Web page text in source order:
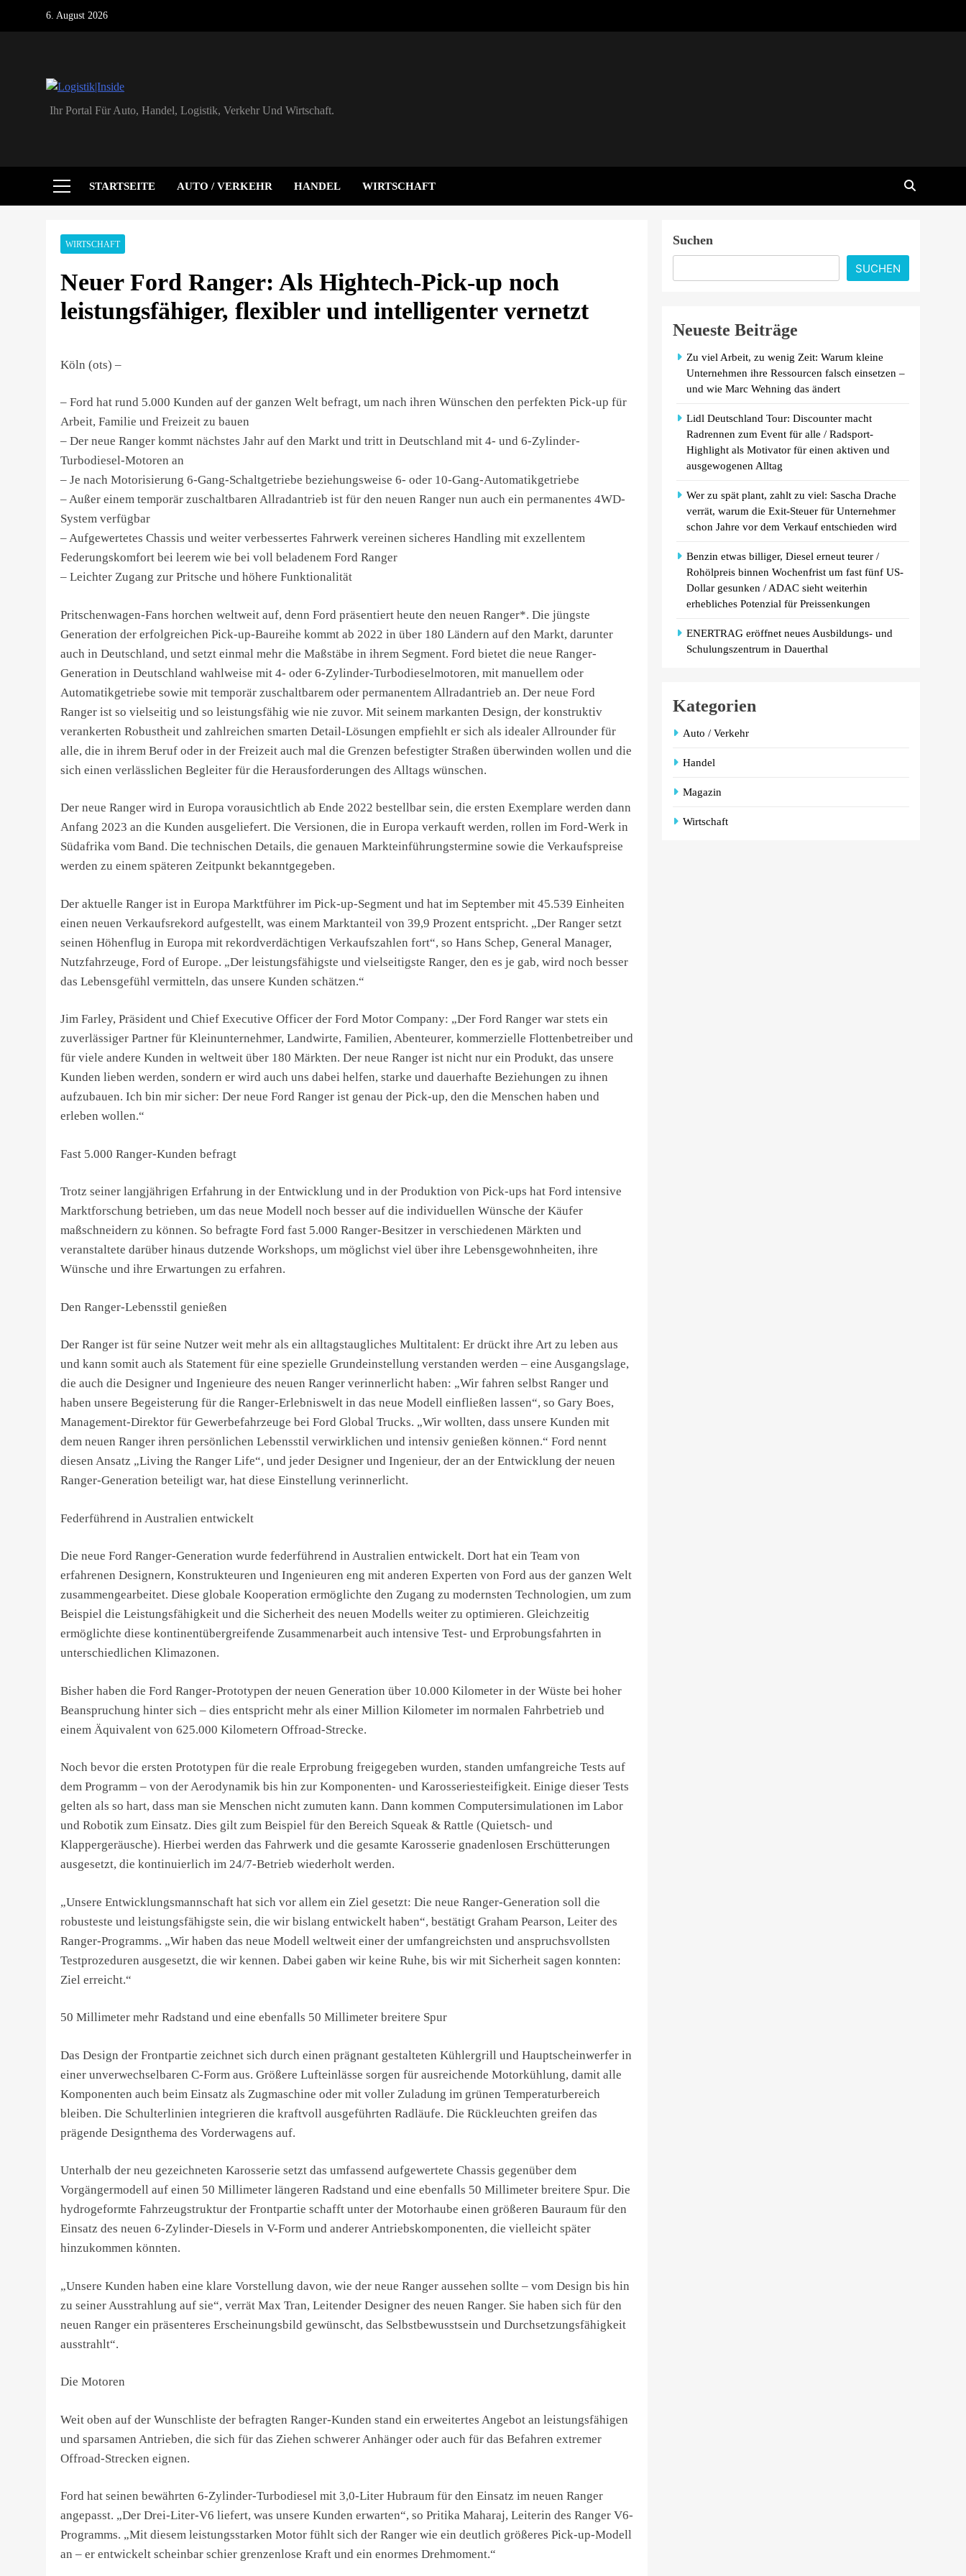
6. August 2026
Logistik|Inside
Ihr Portal Für Auto, Handel, Logistik, Verkehr Und Wirtschaft.
STARTSEITE AUTO / VERKEHR HANDEL WIRTSCHAFT
WIRTSCHAFT
Neuer Ford Ranger: Als Hightech-Pick-up noch
leistungsfähiger, flexibler und intelligenter vernetzt
Köln (ots) –
– Ford hat rund 5.000 Kunden auf der ganzen Welt befragt, um nach ihren Wünschen den perfekten Pick-up für
Arbeit, Familie und Freizeit zu bauen
– Der neue Ranger kommt nächstes Jahr auf den Markt und tritt in Deutschland mit 4- und 6-Zylinder-
Turbodiesel-Motoren an
– Je nach Motorisierung 6-Gang-Schaltgetriebe beziehungsweise 6- oder 10-Gang-Automatikgetriebe
– Außer einem temporär zuschaltbaren Allradantrieb ist für den neuen Ranger nun auch ein permanentes 4WD-
System verfügbar
– Aufgewertetes Chassis und weiter verbessertes Fahrwerk vereinen sicheres Handling mit exzellentem
Federungskomfort bei leerem wie bei voll beladenem Ford Ranger
– Leichter Zugang zur Pritsche und höhere Funktionalität
Pritschenwagen-Fans horchen weltweit auf, denn Ford präsentiert heute den neuen Ranger*. Die jüngste
Generation der erfolgreichen Pick-up-Baureihe kommt ab 2022 in über 180 Ländern auf den Markt, darunter
auch in Deutschland, und setzt einmal mehr die Maßstäbe in ihrem Segment. Ford bietet die neue Ranger-
Generation in Deutschland wahlweise mit 4- oder 6-Zylinder-Turbodieselmotoren, mit manuellem oder
Automatikgetriebe sowie mit temporär zuschaltbarem oder permanentem Allradantrieb an. Der neue Ford
Ranger ist so vielseitig und so leistungsfähig wie nie zuvor. Mit seinem markanten Design, der konstruktiv
verankerten Robustheit und zahlreichen smarten Detail-Lösungen empfiehlt er sich als idealer Allrounder für
alle, die in ihrem Beruf oder in der Freizeit auch mal die Grenzen befestigter Straßen überwinden wollen und die
sich einen verlässlichen Begleiter für die Herausforderungen des Alltags wünschen.
Der neue Ranger wird in Europa vorausichtlich ab Ende 2022 bestellbar sein, die ersten Exemplare werden dann
Anfang 2023 an die Kunden ausgeliefert. Die Versionen, die in Europa verkauft werden, rollen im Ford-Werk in
Südafrika vom Band. Die technischen Details, die genauen Markteinführungstermine sowie die Verkaufspreise
werden zu einem späteren Zeitpunkt bekanntgegeben.
Der aktuelle Ranger ist in Europa Marktführer im Pick-up-Segment und hat im September mit 45.539 Einheiten
einen neuen Verkaufsrekord aufgestellt, was einem Marktanteil von 39,9 Prozent entspricht. „Der Ranger setzt
seinen Höhenflug in Europa mit rekordverdächtigen Verkaufszahlen fort“, so Hans Schep, General Manager,
Nutzfahrzeuge, Ford of Europe. „Der leistungsfähigste und vielseitigste Ranger, den es je gab, wird noch besser
das Lebensgefühl vermitteln, das unsere Kunden schätzen.“
Jim Farley, Präsident und Chief Executive Officer der Ford Motor Company: „Der Ford Ranger war stets ein
zuverlässiger Partner für Kleinunternehmer, Landwirte, Familien, Abenteurer, kommerzielle Flottenbetreiber und
für viele andere Kunden in weltweit über 180 Märkten. Der neue Ranger ist nicht nur ein Produkt, das unsere
Kunden lieben werden, sondern er wird auch uns dabei helfen, starke und dauerhafte Beziehungen zu ihnen
aufzubauen. Ich bin mir sicher: Der neue Ford Ranger ist genau der Pick-up, den die Menschen haben und
erleben wollen.“
Fast 5.000 Ranger-Kunden befragt
Trotz seiner langjährigen Erfahrung in der Entwicklung und in der Produktion von Pick-ups hat Ford intensive
Marktforschung betrieben, um das neue Modell noch besser auf die individuellen Wünsche der Käufer
maßschneidern zu können. So befragte Ford fast 5.000 Ranger-Besitzer in verschiedenen Märkten und
veranstaltete darüber hinaus dutzende Workshops, um möglichst viel über ihre Lebensgewohnheiten, ihre
Wünsche und ihre Erwartungen zu erfahren.
Den Ranger-Lebensstil genießen
Der Ranger ist für seine Nutzer weit mehr als ein alltagstaugliches Multitalent: Er drückt ihre Art zu leben aus
und kann somit auch als Statement für eine spezielle Grundeinstellung verstanden werden – eine Ausgangslage,
die auch die Designer und Ingenieure des neuen Ranger verinnerlicht haben: „Wir fahren selbst Ranger und
haben unsere Begeisterung für die Ranger-Erlebniswelt in das neue Modell einfließen lassen“, so Gary Boes,
Management-Direktor für Gewerbefahrzeuge bei Ford Global Trucks. „Wir wollten, dass unsere Kunden mit
dem neuen Ranger ihren persönlichen Lebensstil verwirklichen und intensiv genießen können.“ Ford nennt
diesen Ansatz „Living the Ranger Life“, und jeder Designer und Ingenieur, der an der Entwicklung der neuen
Ranger-Generation beteiligt war, hat diese Einstellung verinnerlicht.
Federführend in Australien entwickelt
Die neue Ford Ranger-Generation wurde federführend in Australien entwickelt. Dort hat ein Team von
erfahrenen Designern, Konstrukteuren und Ingenieuren eng mit anderen Experten von Ford aus der ganzen Welt
zusammengearbeitet. Diese globale Kooperation ermöglichte den Zugang zu modernsten Technologien, um zum
Beispiel die Leistungsfähigkeit und die Sicherheit des neuen Modells weiter zu optimieren. Gleichzeitig
ermöglichte diese kontinentübergreifende Zusammenarbeit auch intensive Test- und Erprobungsfahrten in
unterschiedlichen Klimazonen.
Bisher haben die Ford Ranger-Prototypen der neuen Generation über 10.000 Kilometer in der Wüste bei hoher
Beanspruchung hinter sich – dies entspricht mehr als einer Million Kilometer im normalen Fahrbetrieb und
einem Äquivalent von 625.000 Kilometern Offroad-Strecke.
Noch bevor die ersten Prototypen für die reale Erprobung freigegeben wurden, standen umfangreiche Tests auf
dem Programm – von der Aerodynamik bis hin zur Komponenten- und Karosseriesteifigkeit. Einige dieser Tests
gelten als so hart, dass man sie Menschen nicht zumuten kann. Dann kommen Computersimulationen im Labor
und Robotik zum Einsatz. Dies gilt zum Beispiel für den Bereich Squeak & Rattle (Quietsch- und
Klappergeräusche). Hierbei werden das Fahrwerk und die gesamte Karosserie gnadenlosen Erschütterungen
ausgesetzt, die kontinuierlich im 24/7-Betrieb wiederholt werden.
„Unsere Entwicklungsmannschaft hat sich vor allem ein Ziel gesetzt: Die neue Ranger-Generation soll die
robusteste und leistungsfähigste sein, die wir bislang entwickelt haben“, bestätigt Graham Pearson, Leiter des
Ranger-Programms. „Wir haben das neue Modell weltweit einer der umfangreichsten und anspruchsvollsten
Testprozeduren ausgesetzt, die wir kennen. Dabei gaben wir keine Ruhe, bis wir mit Sicherheit sagen konnten:
Ziel erreicht.“
50 Millimeter mehr Radstand und eine ebenfalls 50 Millimeter breitere Spur
Das Design der Frontpartie zeichnet sich durch einen prägnant gestalteten Kühlergrill und Hauptscheinwerfer in
einer unverwechselbaren C-Form aus. Größere Lufteinlässe sorgen für ausreichende Motorkühlung, damit alle
Komponenten auch beim Einsatz als Zugmaschine oder mit voller Zuladung im grünen Temperaturbereich
bleiben. Die Schulterlinien integrieren die kraftvoll ausgeführten Radläufe. Die Rückleuchten greifen das
prägende Designthema des Vorderwagens auf.
Unterhalb der neu gezeichneten Karosserie setzt das umfassend aufgewertete Chassis gegenüber dem
Vorgängermodell auf einen 50 Millimeter längeren Radstand und eine ebenfalls 50 Millimeter breitere Spur. Die
hydrogeformte Fahrzeugstruktur der Frontpartie schafft unter der Motorhaube einen größeren Bauraum für den
Einsatz des neuen 6-Zylinder-Diesels in V-Form und anderer Antriebskomponenten, die vielleicht später
hinzukommen könnten.
„Unsere Kunden haben eine klare Vorstellung davon, wie der neue Ranger aussehen sollte – vom Design bis hin
zu seiner Ausstrahlung auf sie“, verrät Max Tran, Leitender Designer des neuen Ranger. Sie haben sich für den
neuen Ranger ein präsenteres Erscheinungsbild gewünscht, das Selbstbewusstsein und Durchsetzungsfähigkeit
ausstrahlt“.
Die Motoren
Weit oben auf der Wunschliste der befragten Ranger-Kunden stand ein erweitertes Angebot an leistungsfähigen
und sparsamen Antrieben, die sich für das Ziehen schwerer Anhänger oder auch für das Befahren extremer
Offroad-Strecken eignen.
Ford hat seinen bewährten 6-Zylinder-Turbodiesel mit 3,0-Liter Hubraum für den Einsatz im neuen Ranger
angepasst. „Der Drei-Liter-V6 liefert, was unsere Kunden erwarten“, so Pritika Maharaj, Leiterin des Ranger V6-
Programms. „Mit diesem leistungsstarken Motor fühlt sich der Ranger wie ein deutlich größeres Pick-up-Modell
an – er entwickelt scheinbar schier grenzenlose Kraft und ein enormes Drehmoment.“
Suchen
SUCHEN
Neueste Beiträge
Zu viel Arbeit, zu wenig Zeit: Warum kleine
Unternehmen ihre Ressourcen falsch einsetzen –
und wie Marc Wehning das ändert
Lidl Deutschland Tour: Discounter macht
Radrennen zum Event für alle / Radsport-
Highlight als Motivator für einen aktiven und
ausgewogenen Alltag
Wer zu spät plant, zahlt zu viel: Sascha Drache
verrät, warum die Exit-Steuer für Unternehmer
schon Jahre vor dem Verkauf entschieden wird
Benzin etwas billiger, Diesel erneut teurer /
Rohölpreis binnen Wochenfrist um fast fünf US-
Dollar gesunken / ADAC sieht weiterhin
erhebliches Potenzial für Preissenkungen
ENERTRAG eröffnet neues Ausbildungs- und
Schulungszentrum in Dauerthal
Kategorien
Auto / Verkehr
Handel
Magazin
Wirtschaft